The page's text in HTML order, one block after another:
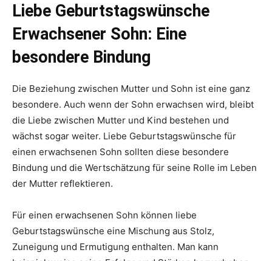
Liebe Geburtstagswünsche
Erwachsener Sohn: Eine
besondere Bindung
Die Beziehung zwischen Mutter und Sohn ist eine ganz
besondere. Auch wenn der Sohn erwachsen wird, bleibt
die Liebe zwischen Mutter und Kind bestehen und
wächst sogar weiter. Liebe Geburtstagswünsche für
einen erwachsenen Sohn sollten diese besondere
Bindung und die Wertschätzung für seine Rolle im Leben
der Mutter reflektieren.
Für einen erwachsenen Sohn können liebe
Geburtstagswünsche eine Mischung aus Stolz,
Zuneigung und Ermutigung enthalten. Man kann